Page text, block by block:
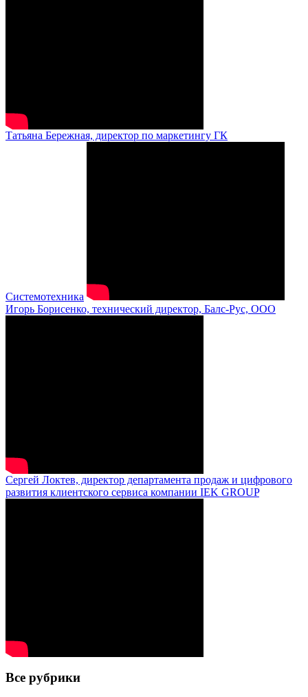
Татьяна Бережная, директор по маркетингу ГК
Системотехника
Игорь Борисенко, технический директор, Балс-Рус, ООО
Сергей Локтев, директор департамента продаж и цифрового
развития клиентского сервиса компании IEK GROUP
Все рубрики